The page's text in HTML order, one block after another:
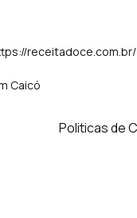
receitadoce.com.br/
Caicó
Politicas de